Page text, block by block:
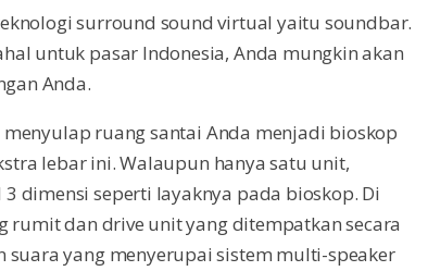
surround sound virtual yaitu soundbar.
untuk pasar Indonesia, Anda mungkin akan
Anda.
ruang santai Anda menjadi bioskop
lebar ini. Walaupun hanya satu unit,
dimensi seperti layaknya pada bioskop. Di
rumit dan drive unit yang ditempatkan secara
yang menyerupai sistem multi-speaker